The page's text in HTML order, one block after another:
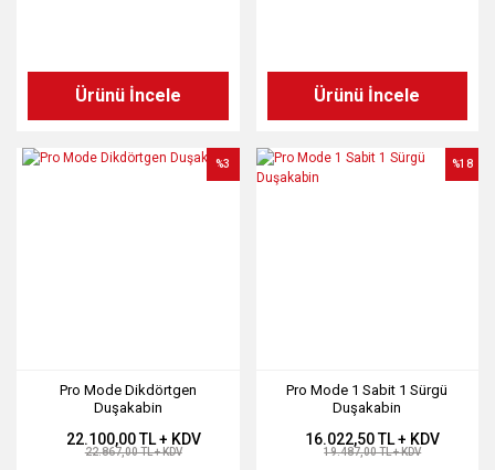
Ürünü İncele Ürünü İncele
Pro Mode Dikdörtgen
Duşakabin
%3
22.100,00 TL + KDV
22.867,00 TL + KDV
Pro Mode 1 Sabit 1 Sürgü
Duşakabin
%18
16.022,50 TL + KDV
19.487,00 TL + KDV